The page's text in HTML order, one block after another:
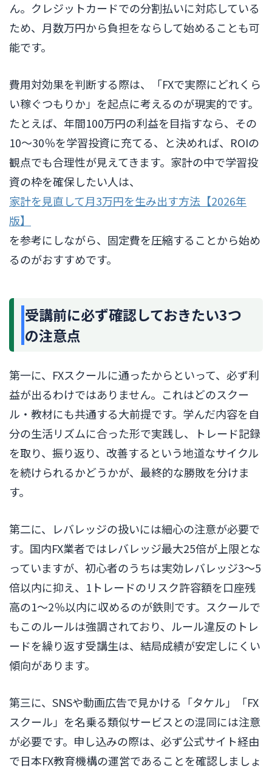
ん。クレジットカードでの分割払いに対応している
ため、月数万円から負担をならして始めることも可
能です。
費用対効果を判断する際は、「FXで実際にどれくら
い稼ぐつもりか」を起点に考えるのが現実的です。
たとえば、年間100万円の利益を目指すなら、その
10〜30％を学習投資に充てる、と決めれば、ROIの
観点でも合理性が見えてきます。家計の中で学習投
資の枠を確保したい人は、
家計を見直して月3万円を生み出す方法【2026年
版】
を参考にしながら、固定費を圧縮することから始め
るのがおすすめです。
受講前に必ず確認しておきたい3つ
の注意点
第一に、FXスクールに通ったからといって、必ず利
益が出るわけではありません。これはどのスクー
ル・教材にも共通する大前提です。学んだ内容を自
分の生活リズムに合った形で実践し、トレード記録
を取り、振り返り、改善するという地道なサイクル
を続けられるかどうかが、最終的な勝敗を分けま
す。
第二に、レバレッジの扱いには細心の注意が必要で
す。国内FX業者ではレバレッジ最大25倍が上限とな
っていますが、初心者のうちは実効レバレッジ3〜5
倍以内に抑え、1トレードのリスク許容額を口座残
高の1〜2％以内に収めるのが鉄則です。スクールで
もこのルールは強調されており、ルール違反のトレ
ードを繰り返す受講生は、結局成績が安定しにくい
傾向があります。
第三に、SNSや動画広告で見かける「タケル」「FX
スクール」を名乗る類似サービスとの混同には注意
が必要です。申し込みの際は、必ず公式サイト経由
で日本FX教育機構の運営であることを確認しましょ